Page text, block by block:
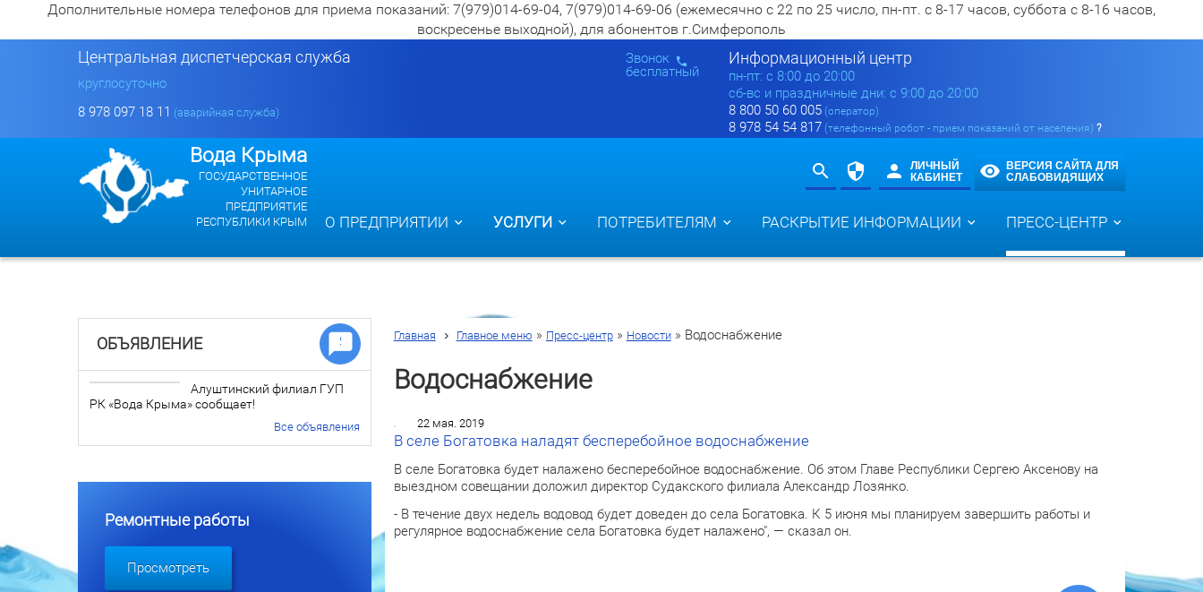
Дополнительные номера телефонов для приема показаний: 7(979)014-69-04, 7(979)014-69-06 (ежемесячно с 22 по 25 число, пн-пт. с 8-17 часов, суббота с 8-16 часов,
воскресенье выходной), для абонентов г.Симферополь
Информационный центр
пн-пт: c 8:00 до 20:00
сб-вс и праздничные дни: с 9:00 до 20:00
8 800 50 60 005 (оператор)
8 978 54 54 817 (телефонный робот - прием показаний от населения) ?
Звонок
бесплатный
Центральная диспетчерская служба
круглосуточно
8 978 097 18 11 (аварийная служба)
Вода Крыма
ГОСУДАРСТВЕННОЕ
УНИТАРНОЕ
ПРЕДПРИЯТИЕ
РЕСПУБЛИКИ КРЫМ
ЛИЧНЫЙ
КАБИНЕТ
ВЕРСИЯ САЙТА ДЛЯ
СЛАБОВИДЯЩИХ
О ПРЕДПРИЯТИИ УСЛУГИ ПОТРЕБИТЕЛЯМ РАСКРЫТИЕ ИНФОРМАЦИИ ПРЕСС-ЦЕНТР
Главная Главное меню » Пресс-центр» Новости» Водоснабжение
Водоснабжение
22 мая. 2019
В селе Богатовка наладят бесперебойное водоснабжение
В селе Богатовка будет налажено бесперебойное водоснабжение. Об этом Главе Республики Сергею Аксенову на
выездном совещании доложил директор Судакского филиала Александр Лозянко.
- В течение двух недель водовод будет доведен до села Богатовка. К 5 июня мы планируем завершить работы и
регулярное водоснабжение села Богатовка будет налажено", — сказал он.
ОБЪЯВЛЕНИЕ
Алуштинский филиал ГУП
РК «Вода Крыма» сообщает!
Все объявления
Ремонтные работы
Просмотреть